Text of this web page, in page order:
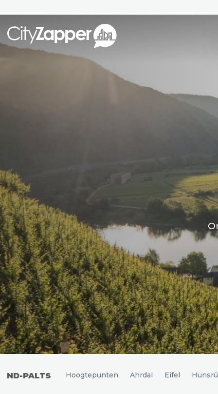
Azië
Andere wereldsteden
Uitgelichte bestemmingen
Florence
Alles bekijken
PALTS Hoogtepunten Ahrdal Eifel